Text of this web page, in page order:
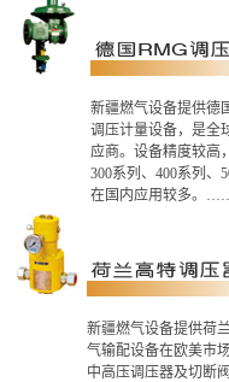
新疆燃气设备提供德
调压计量设备，是全
应商。设备精度较高
300系列、400系列、
在国内应用较多。
新疆燃气设备提供荷
气输配设备在欧美市
中高压调压器及切断